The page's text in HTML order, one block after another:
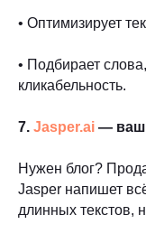
• Оптимизирует
• Подбирает
кликабельность.
7. Jasper.ai — ваш
Нужен блог?
Jasper напишет
длинных текстов,